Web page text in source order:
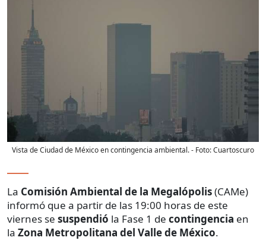
Vista de Ciudad de México en contingencia ambiental.- Foto:Cuartoscuro
La Comisión Ambiental de la Megalópolis(CAMe)
informó que a partir de las 19:00 horas de este
viernes se suspendió la Fase 1 de contingencia en
la Zona Metropolitana del Valle de México.